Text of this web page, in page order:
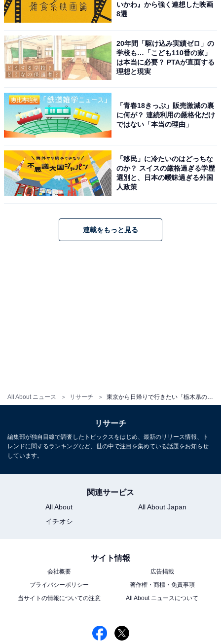
All About ニュース リサーチ
こちらもおすすめ
東京から日帰りで行きたい「山梨県の温泉地」
ランキング！ 2位は「山中湖温泉」、1位は？
いかわ』から強く連想した映画
8選
20年間「駆け込み実績ゼロ」の
学校も…「こども110番の家」
は本当に必要？ PTAが直面する
理想と現実
「青春18きっぷ」販売激減の裏
に何が？ 連続利用の厳格化だけ
ではない「本当の理由」
「移民」に冷たいのはどっちな
のか？ スイスの厳格過ぎる学歴
選別と、日本の曖昧過ぎる外国
人政策
連載をもっと見る
リサーチ
編集部が独自目線で調査したトピックスをはじめ、最新のリリース情報、ト
レンドに関するランキングなど、世の中で注目を集めている話題をお知らせ
しています。
関連サービス
All About
All About Japan
イチオシ
サイト情報
会社概要
広告掲載
プライバシーポリシー
著作権・商標・免責事項
当サイトの情報についての注意
All About ニュースについて